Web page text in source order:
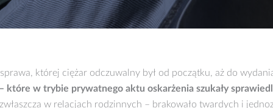
której ciężar odczuwalny był od początku, aż do
które w trybie prywatnego aktu oskarżenia szukały
w relacjach rodzinnych – brakowało twardych i